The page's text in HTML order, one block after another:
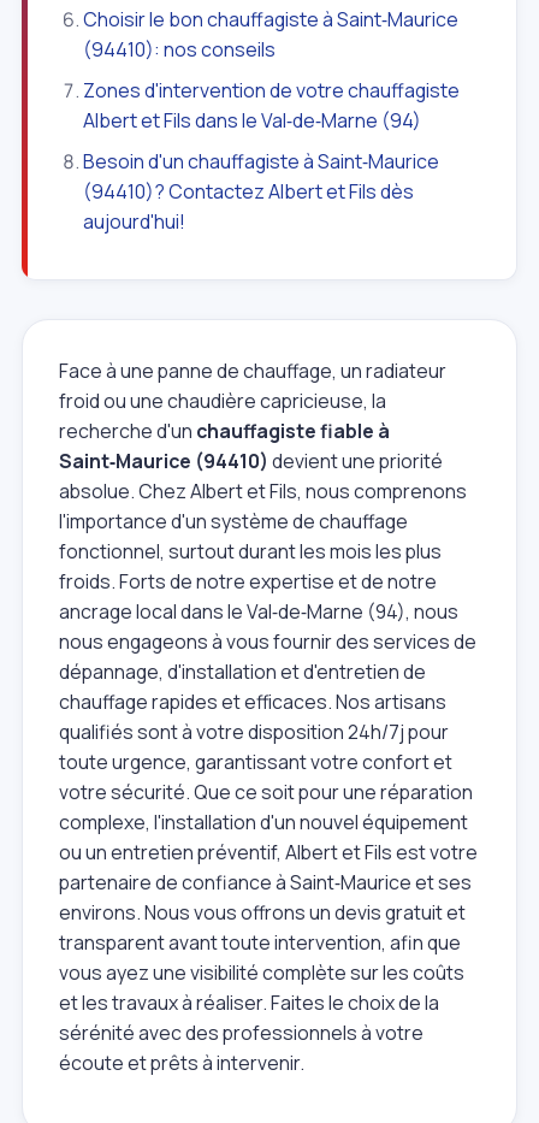
Choisir le bon chauffagiste à Saint‑Maurice
(94410): nos conseils
Zones d'intervention de votre chauffagiste
Albert et Fils dans le Val‑de‑Marne (94)
Besoin d'un chauffagiste à Saint‑Maurice
(94410)? Contactez Albert et Fils dès
aujourd'hui!
Face à une panne de chauffage, un radiateur
froid ou une chaudière capricieuse, la
recherche d'un chauffagiste fiable à
Saint‑Maurice (94410) devient une priorité
absolue. Chez Albert et Fils, nous comprenons
l'importance d'un système de chauffage
fonctionnel, surtout durant les mois les plus
froids. Forts de notre expertise et de notre
ancrage local dans le Val‑de‑Marne (94), nous
nous engageons à vous fournir des services de
dépannage, d'installation et d'entretien de
chauffage rapides et efficaces. Nos artisans
qualifiés sont à votre disposition 24h/7j pour
toute urgence, garantissant votre confort et
votre sécurité. Que ce soit pour une réparation
complexe, l'installation d'un nouvel équipement
ou un entretien préventif, Albert et Fils est votre
partenaire de confiance à Saint‑Maurice et ses
environs. Nous vous offrons un devis gratuit et
transparent avant toute intervention, afin que
vous ayez une visibilité complète sur les coûts
et les travaux à réaliser. Faites le choix de la
sérénité avec des professionnels à votre
écoute et prêts à intervenir.